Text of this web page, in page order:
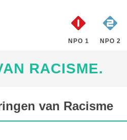
NPO 1 NPO 2
RACISME.
van Racisme